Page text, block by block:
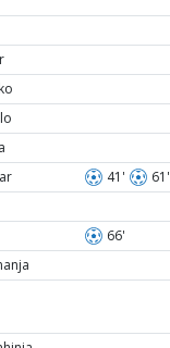
41' 61'
66'